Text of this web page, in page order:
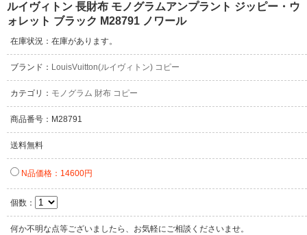
ルイヴィトン 長財布 モノグラムアンプラント ジッピー・ウ
ォレット ブラック M28791 ノワール
在庫状況：在庫があります。
ブランド： LouisVuitton(ルイヴィトン) コピー
カテゴリ： モノグラム 財布 コピー
商品番号：M28791
送料無料
N品価格：14600円
個数：
何か不明な点等ございましたら、お気軽にご相談くださいませ。